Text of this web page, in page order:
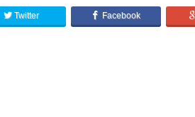
Twitter Facebook